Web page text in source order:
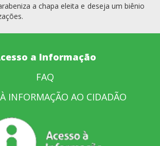
a chapa eleita e deseja um biênio
a Informação
FAQ
INFORMAÇÃO AO CIDADÃO